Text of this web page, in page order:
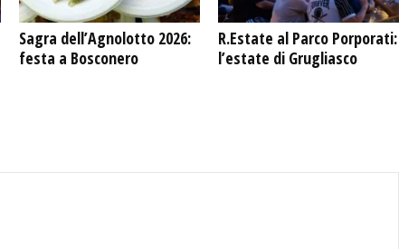
Sagra dell’Agnolotto 2026:
festa a Bosconero
R.Estate al Parco Porporati:
l’estate di Grugliasco